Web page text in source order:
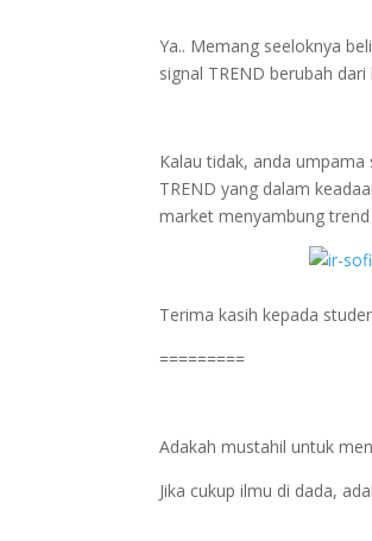
Ya.. Memang seeloknya
signal TREND berubah
Kalau tidak, anda
TREND yang dalam
market menyambung trend
Terima kasih kepada
=========
Adakah mustahil untuk
Jika cukup ilmu di dada,